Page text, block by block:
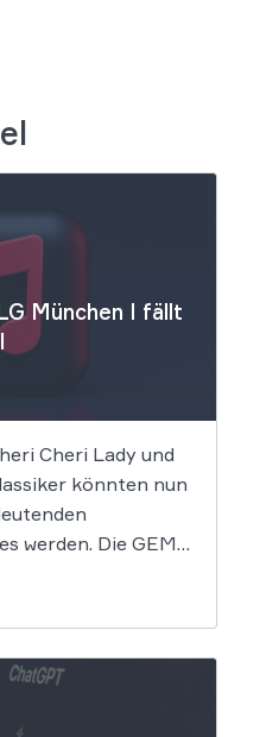
München I fällt
Cheri Lady und
könnten nun
werden. Die GEMA
verteidigen.
der populären KI-
vorgeworfen.